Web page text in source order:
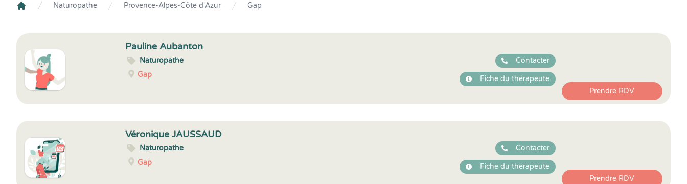
Naturopathe Provence-Alpes-Côte d'Azur Gap
Pauline Aubanton
Naturopathe
Gap
Contacter
Fiche du thérapeute
Prendre RDV
Véronique JAUSSAUD
Naturopathe
Gap
Contacter
Fiche du thérapeute
Prendre RDV